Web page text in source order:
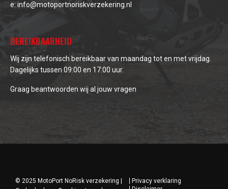
e: info@motoportnoriskverzekering.nl
BEREIKBAARHEID
Wij zijn telefonisch bereikbaar van maandag tot en met vrijdag.
Dagelijks tussen 09:00 en 17:00 uur.
Graag beantwoorden wij al jouw vragen
© 2025 MotoPort NoRisk verzekering |
Privacy verklaring